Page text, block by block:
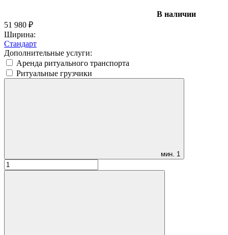
В наличии
51 980 ₽
Ширина:
Стандарт
Дополнительные услуги:
Аренда ритуального транспорта
Ритуальные грузчики
мин. 1